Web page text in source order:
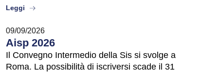
Leggi about
09/09/2026
Aisp 2026
Il Convegno Intermedio della Sis si svolge a
Roma. La possibilità di iscriversi scade il 31